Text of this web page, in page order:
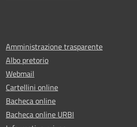
Amministrazione trasparente
Albo pretorio
Webmail
Cartellini online
Bacheca online
Bacheca online URBI